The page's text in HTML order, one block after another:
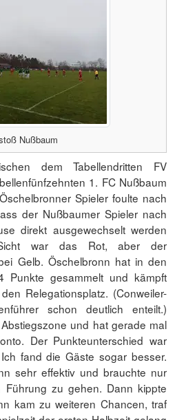
Nußbaum
dem Tabellendritten FV
1. FC Nußbaum
Spieler foulte nach
der Nußbaumer Spieler nach
direkt ausgewechselt werden
war das Rot, aber der
Gelb. Öschelbronn hat in den
Punkte gesammelt und kämpft
Relegationsplatz. (Conweiler-
schon deutlich enteilt.)
und hat gerade mal
Der Punkteunterschied war
fand die Gäste sogar besser.
sehr effektiv und brauchte nur
zu gehen. Dann kippte
kam zu weiteren Chancen, traf